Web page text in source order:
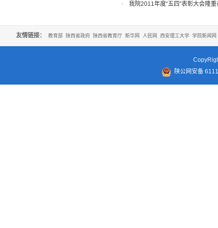
我院2011年度“五四”表彰大会隆重
友情链接： 教育部 陕西省政府 陕西省教育厅 新华网 人民网 西安理工大学 学院新闻网
陕公网安备